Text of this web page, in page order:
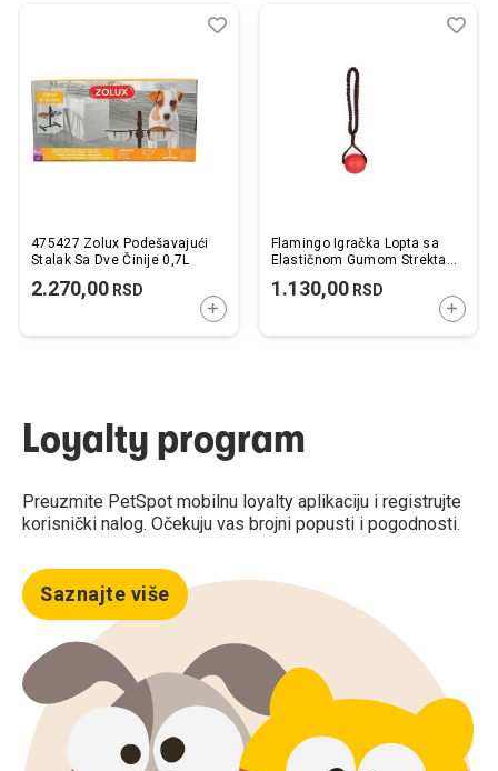
475427 Zolux Podešavajući
Stalak Sa Dve Činije 0,7L
2.270,00 RSD
DODAJTE U KORPU
Dodaj
Uporedi
Flamingo Igračka Lopta sa
Elastičnom Gumom Strekta
1.130,00RSD
Loyalty program
Preuzmite PetSpot mobilnu loyalty aplikaciju i registrujte
korisnički nalog. Očekuju vas brojni popusti i pogodnosti.
Saznajte više